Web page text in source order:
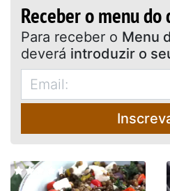
Receber o menu do
Para receber o Menu
deverá introduzir o